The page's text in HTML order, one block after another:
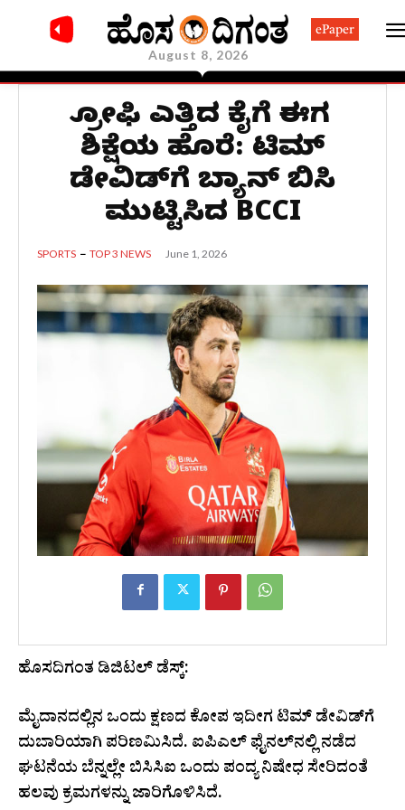
August 8, 2026
ePaper
ಟ್ರೋಫಿ ಎತ್ತಿದ ಕೈಗೆ ಈಗ
ಶಿಕ್ಷೆಯ ಹೊರೆ: ಟಿಮ್
ಡೇವಿಡ್​ಗೆ ಬ್ಯಾನ್ ಬಿಸಿ
ಮುಟ್ಟಿಸಿದ BCCI
SPORTS TOP 3 NEWS June 1, 2026
ಹೊಸದಿಗಂತ ಡಿಜಿಟಲ್ ಡೆಸ್ಕ್:
ಮೈದಾನದಲ್ಲಿನ ಒಂದು ಕ್ಷಣದ ಕೋಪ ಇದೀಗ ಟಿಮ್ ಡೇವಿಡ್‌ಗೆ
ದುಬಾರಿಯಾಗಿ ಪರಿಣಮಿಸಿದೆ. ಐಪಿಎಲ್ ಫೈನಲ್‌ನಲ್ಲಿ ನಡೆದ
ಘಟನೆಯ ಬೆನ್ನಲ್ಲೇ ಬಿಸಿಸಿಐ ಒಂದು ಪಂದ್ಯ ನಿಷೇಧ ಸೇರಿದಂತೆ
ಹಲವು ಕ್ರಮಗಳನ್ನು ಜಾರಿಗೊಳಿಸಿದೆ.